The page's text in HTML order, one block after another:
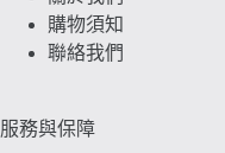
購物須知
聯絡我們
服務與保障